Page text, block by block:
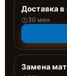
Доставка в
30 мин
Замена